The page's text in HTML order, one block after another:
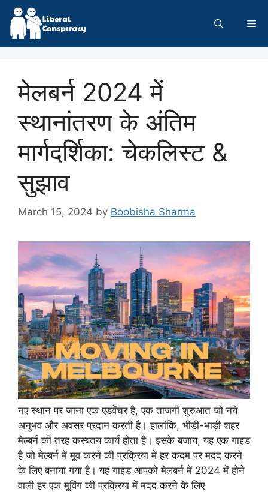
Skip
content
मेलबर्न 2024 में
स्थानांतरण के अंतिम
मार्गदर्शिका: चेकलिस्ट &
सुझाव
March 15, 2024 by Boobisha Sharma
नए स्थान पर जाना एक एडवेंचर है, एक ताजगी शुरुआत जो नये
अनुभव और अवसर प्रदान करती है। हालांकि, भीड़ी-भाड़ी शहर
मेल्बर्न की तरह कस्बतय कार्य होता है। इसके बजाय, यह एक गाइड
है जो मेल्बर्न में मूव करने की प्रक्रिया में हर कदम पर मदद करने
के लिए बनाया गया है। यह गाइड आपको मेलबर्न में 2024 में होने
वाली हर एक मूविंग की प्रक्रिया में मदद करने के लिए